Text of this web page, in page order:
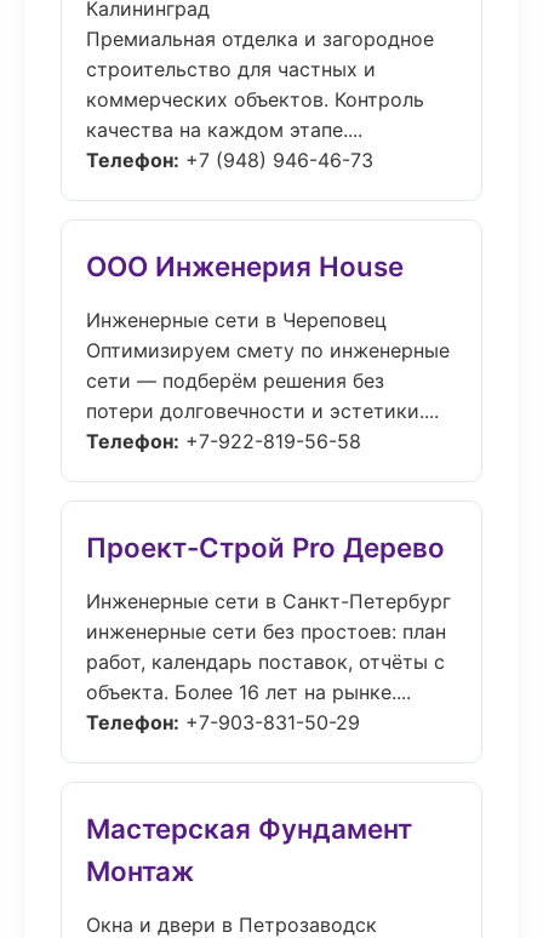
Калининград
Премиальная отделка и загородное
строительство для частных и
коммерческих объектов. Контроль
качества на каждом этапе....
Телефон: +7 (948) 946-46-73
ООО Инженерия House
Инженерные сети в Череповец
Оптимизируем смету по инженерные
сети — подберём решения без
потери долговечности и эстетики....
Телефон: +7-922-819-56-58
Проект-Строй Pro Дерево
Инженерные сети в Санкт-Петербург
инженерные сети без простоев: план
работ, календарь поставок, отчёты с
объекта. Более 16 лет на рынке....
Телефон: +7-903-831-50-29
Мастерская Фундамент
Монтаж
Окна и двери в Петрозаводск